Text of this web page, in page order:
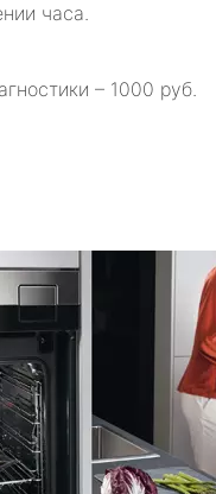
часа.
– 1000 руб.